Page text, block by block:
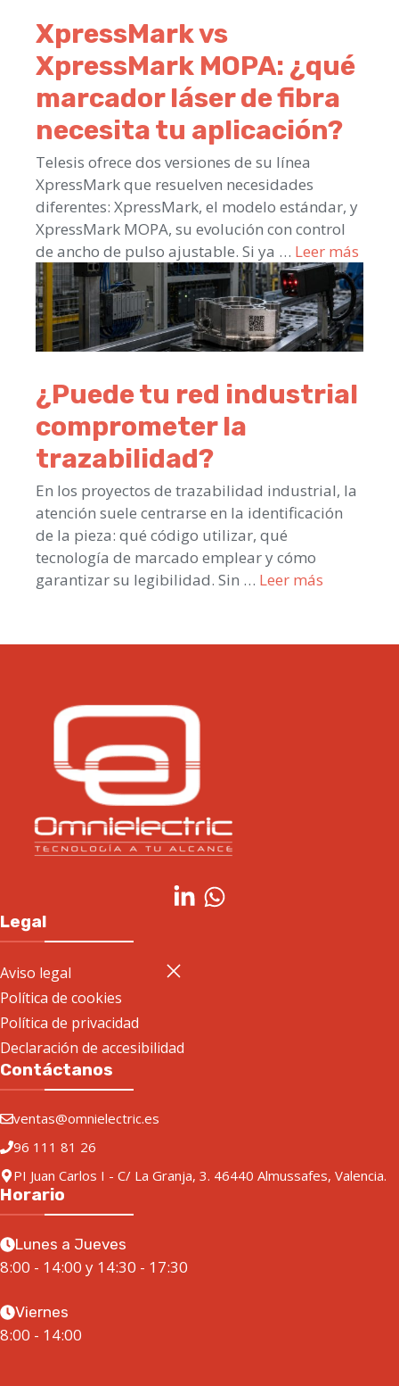
XpressMark vs
XpressMark MOPA: ¿qué
marcador láser de fibra
necesita tu aplicación?
Telesis ofrece dos versiones de su línea
XpressMark que resuelven necesidades
diferentes: XpressMark, el modelo estándar, y
XpressMark MOPA, su evolución con control
de ancho de pulso ajustable. Si ya … Leer más
¿Puede tu red industrial
comprometer la
trazabilidad?
En los proyectos de trazabilidad industrial, la
atención suele centrarse en la identificación
de la pieza: qué código utilizar, qué
tecnología de marcado emplear y cómo
garantizar su legibilidad. Sin … Leer más
Legal
Aviso legal
Política de cookies
Política de privacidad
Declaración de accesibilidad
Contáctanos
ventas@omnielectric.es
96 111 81 26
PI Juan Carlos I - C/ La Granja, 3. 46440 Almussafes, Valencia.
Horario
Lunes a Jueves
8:00 - 14:00 y 14:30 - 17:30
Viernes
8:00 - 14:00